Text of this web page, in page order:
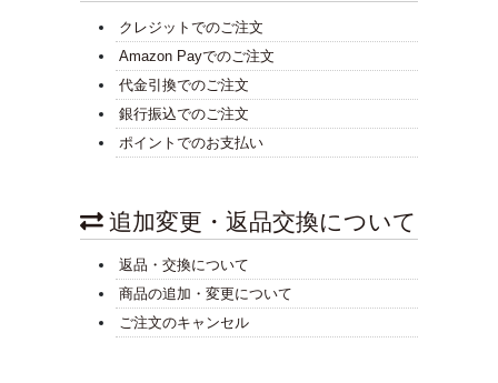
クレジットでのご注文
Amazon Payでのご注文
代金引換でのご注文
銀行振込でのご注文
ポイントでのお支払い
追加変更・返品交換について
返品・交換について
商品の追加・変更について
ご注文のキャンセル